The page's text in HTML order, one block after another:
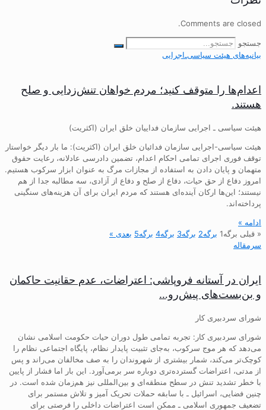
Comments are closed.
جستجو
بیانیه‌های هیئت‌ سیاسی‌ـ‌اجرایی
اعدام‌ها را متوقف کنید؛ مردم خواهان تنش‌زدایی و صلح
هستند.
هیئت سیاسی ـ اجرایی سازمان فداییان خلق ایران (اکثریت)
هیئت سیاسی-اجرایی سازمان فدائیان خلق ایران (اکثریت): ما بار دیگر خواستار
توقف فوری اجرای تمامی احکام اعدام، تضمین دادرسی عادلانه، رعایت حقوق
متهمان و پایان دادن به استفاده از مجازات مرگ به عنوان ابزار سرکوب هستیم.
امروز دفاع از حق حیات، دفاع از صلح و دفاع از آزادی، سه مطالبه جدا از هم
نیستند؛ این‌ها ارکان آینده‌ای هستند که مردم ایران برای آن هزینه‌های سنگینی
پرداخته‌اند.
ادامه »
« قبلی برگه1 برگه2 برگه3 برگه4 برگه5 بعدی »
سرمقاله
ایران در آستانه فروپاشی: اعتراضات، عدم حقانیت حاکمان
و بن‌بست‌های پیش‌رو…
شورای سردبیری کار
شورای سردبیری کار: تجربه تمامی طول دوران حیات حکومت اسلامی نشان
می‌دهد که هر موج سرکوب، به‌جای تثبیت پایدار نظام، پایگاه اجتماعی نظام را
کوچک‌تر می‌کند، شمار بیشتری از شهروندان را به صف مخالفان می‌راند و پس
از مدتی، اعتراضات گسترده‌تری دوباره سر برمی‌آورد. این بار اما فشار از پایین
با خطر تشدید تنش در سطح منطقه‌ای و بین‌المللی نیز هم‌زمان شده است. در
چنین فضایی، اسرائیل ـ با سابقه حملات تحریک آمیز و تلاش مستمر برای
تضعیف جمهوری اسلامی ـ ممکن است اعتراضات داخلی را فرصتی برای